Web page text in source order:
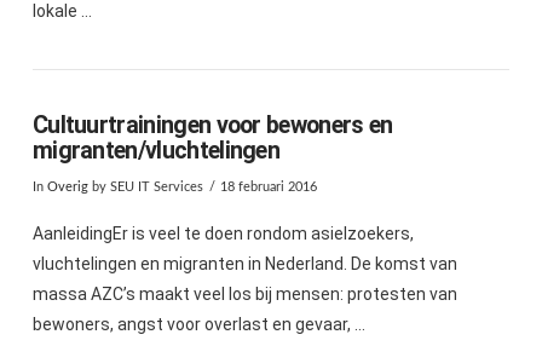
lokale …
Cultuurtrainingen voor bewoners en
migranten/vluchtelingen
In Overigby SEU IT Services 18 februari 2016
AanleidingEr is veel te doen rondom asielzoekers,
vluchtelingen en migranten in Nederland. De komst van
massa AZC’s maakt veel los bij mensen: protesten van
bewoners, angst voor overlast en gevaar, …